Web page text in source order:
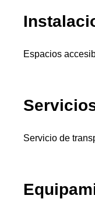
Espacios
Servicio de